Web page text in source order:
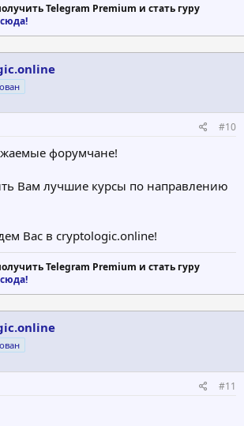
Telegram Premium и стать гуру
#10
форумчане!
Вам лучшие курсы по направлению
Вас в cryptologic.online!
Telegram Premium и стать гуру
#11